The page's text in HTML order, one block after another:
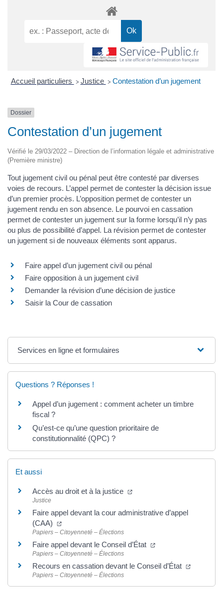
Accueil particuliers > Justice > Contestation d’un jugement
Dossier
Contestation d’un jugement
Vérifié le 29/03/2022 – Direction de l’information légale et administrative
(Première ministre)
Tout jugement civil ou pénal peut être contesté par diverses
voies de recours. L’appel permet de contester la décision issue
d’un premier procès. L’opposition permet de contester un
jugement rendu en son absence. Le pourvoi en cassation
permet de contester un jugement sur la forme lorsqu’il n’y pas
ou plus de possibilité d’appel. La révision permet de contester
un jugement si de nouveaux éléments sont apparus.
Faire appel d’un jugement civil ou pénal
Faire opposition à un jugement civil
Demander la révision d’une décision de justice
Saisir la Cour de cassation
Services en ligne et formulaires
Questions ? Réponses !
Appel d’un jugement : comment acheter un timbre
fiscal ?
Qu’est-ce qu’une question prioritaire de
constitutionnalité (QPC) ?
Et aussi
Accès au droit et à la justice
Justice
Faire appel devant la cour administrative d’appel
(CAA)
Papiers – Citoyenneté – Élections
Faire appel devant le Conseil d’État
Papiers – Citoyenneté – Élections
Recours en cassation devant le Conseil d’État
Papiers – Citoyenneté – Élections